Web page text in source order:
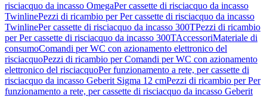
risciacquo da incasso OmegaPer cassette di risciacquo da incasso
TwinlinePezzi di ricambio per Per cassette di risciacquo da incasso
TwinlinePer cassette di risciacquo da incasso 300TPezzi di ricambio
per Per cassette di risciacquo da incasso 300TAccessoriMateriale di
consumoComandi per WC con azionamento elettronico del
risciacquoPezzi di ricambio per Comandi per WC con azionamento
elettronico del risciacquoPer funzionamento a rete, per cassette di
risciacquo da incasso Geberit Sigma 12 cmPezzi di ricambio per Per
funzionamento a rete, per cassette di risciacquo da incasso Geberit